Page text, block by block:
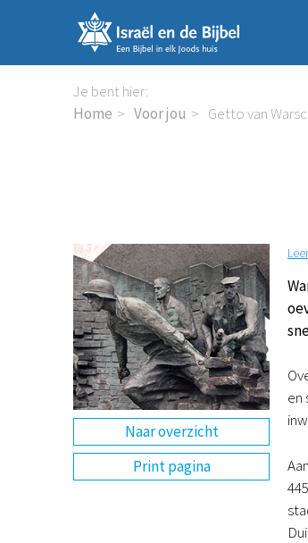
Je bent hier:
Home
Voor jou Getto van
Naar overzicht
Print pagina
en